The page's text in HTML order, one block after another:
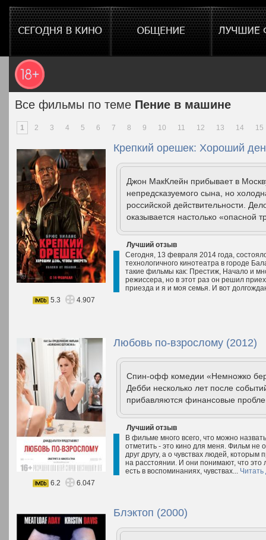
Все фильмы по теме Пение в машине
1 2 3 4 5 6 7 8 9 10 11 12 13 14 15
Крепкий орешек: Хороший
Джон МакКлейн прибывает в
непредсказуемого сына, но
российской действительности.
оказывается настолько «опасной
Лучший отзыв
Сегодня, 13 февраля 2014 года,
технологичного кинотеатра в городе
такие фильмы как: Престиж, Начало и
режиссера, но в этот раз он решил
приезда и я и моя семья. И вот
5.3
4.907
Любовь по-взрослому (2012)
Спин-офф комедии «Немножко
Дебби несколько лет после
прибавляются финансовые
Лучший отзыв
В фильме много всего, что можно
отметить - это кино для меня. Фильм
друг другу, а о чувствах людей,
на расстоянии. И они понимают, что
есть в воспоминаниях, чувствах... Читать
6.2
6.047
Блэктоп (2000)